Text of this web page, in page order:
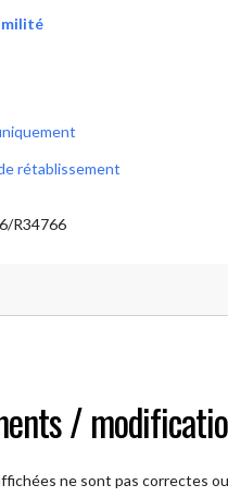
rétablissement
R34766
/
ne sont pas correctes